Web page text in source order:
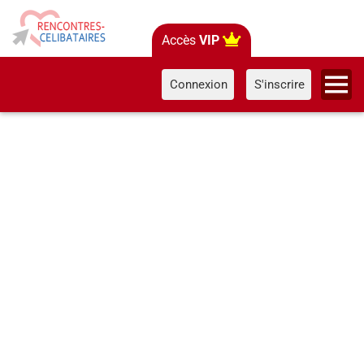
Accès VIP
Connexion S'inscrire